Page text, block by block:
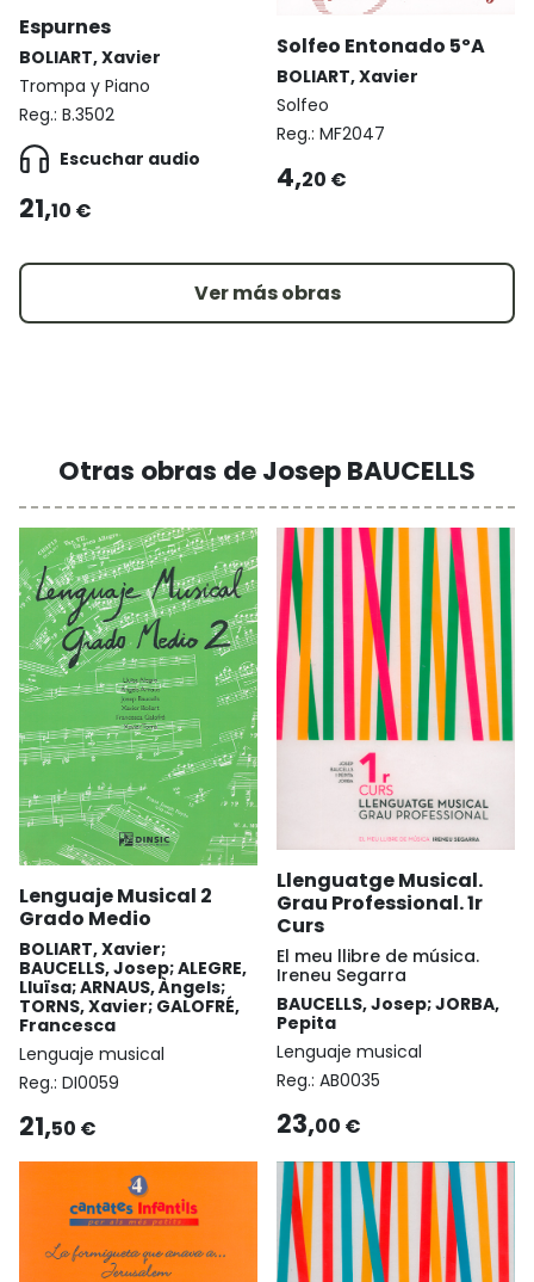
Espurnes
BOLIART, Xavier
Trompa y Piano
Reg.: B.3502
Escuchar audio
21,10 €
Solfeo Entonado 5ºA
BOLIART, Xavier
Solfeo
Reg.: MF2047
4,20 €
Ver más obras
Otras obras de Josep BAUCELLS
Lenguaje Musical 2
Grado Medio
BOLIART, Xavier;
BAUCELLS, Josep; ALEGRE,
Lluïsa; ARNAUS, Àngels;
TORNS, Xavier; GALOFRÉ,
Francesca
Lenguaje musical
Reg.: DI0059
21,50 €
Llenguatge Musical.
Grau Professional. 1r
Curs
El meu llibre de música.
Ireneu Segarra
BAUCELLS, Josep; JORBA,
Pepita
Lenguaje musical
Reg.: AB0035
23,00 €